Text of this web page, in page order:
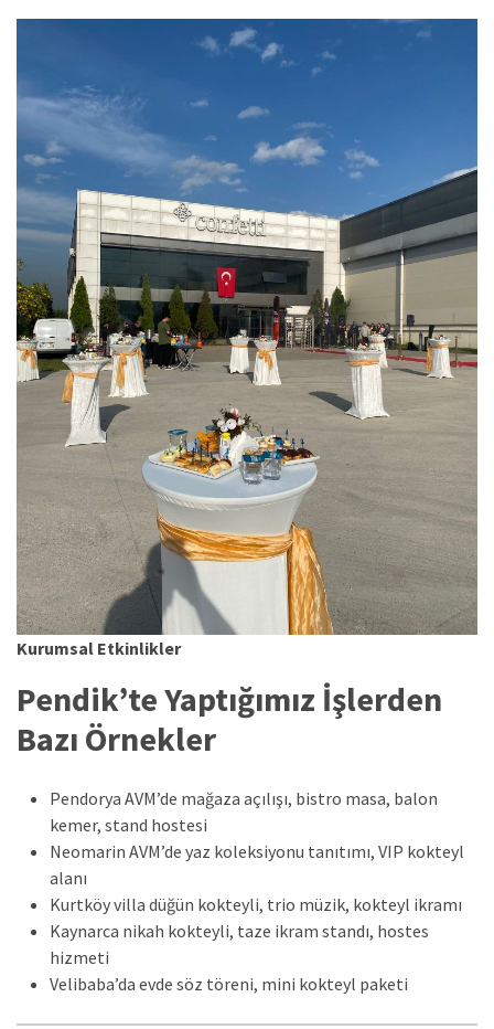
Kurumsal Etkinlikler
Pendik’te Yaptığımız İşlerden
Bazı Örnekler
Pendorya AVM’de mağaza açılışı, bistro masa, balon
kemer, stand hostesi
Neomarin AVM’de yaz koleksiyonu tanıtımı, VIP kokteyl
alanı
Kurtköy villa düğün kokteyli, trio müzik, kokteyl ikramı
Kaynarca nikah kokteyli, taze ikram standı, hostes
hizmeti
Velibaba’da evde söz töreni, mini kokteyl paketi